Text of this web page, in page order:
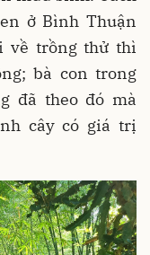
ở Bình Thuận
về trồng thử thì
bà con trong
đã theo đó mà
cây có giá trị